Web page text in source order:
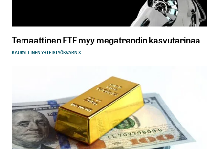
Temaattinen ETF myy megatrendin kasvutarinaa
KAUPALLINEN YHTEISTYÖKVARN X